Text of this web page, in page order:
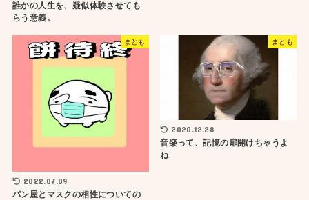
誰かの人生を、疑似体験させても
らう意義。
まとも
2022.07.09
パン屋とマスクの相性についての
まとも
2020.12.28
音楽って、記憶の扉開けちゃうよ
ね